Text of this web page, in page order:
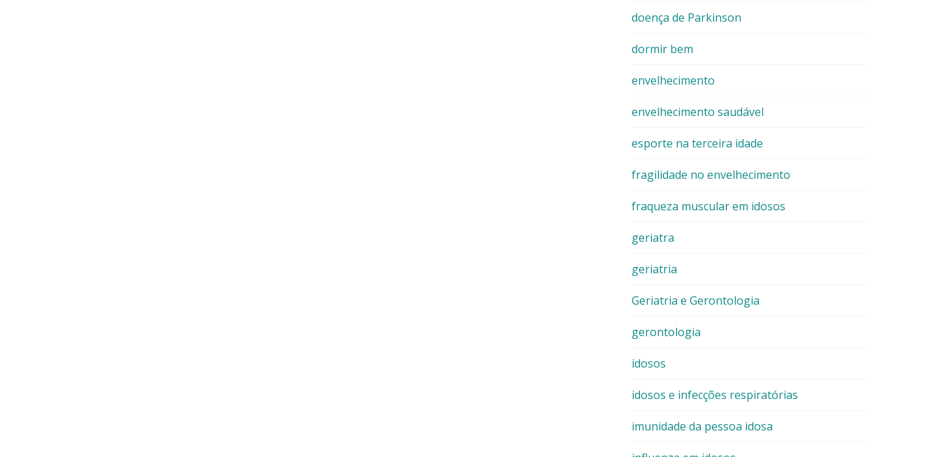
doença de Parkinson
dormir bem
envelhecimento
envelhecimento saudável
esporte na terceira idade
fragilidade no envelhecimento
fraqueza muscular em idosos
geriatra
geriatria
Geriatria e Gerontologia
gerontologia
idosos
idosos e infecções respiratórias
imunidade da pessoa idosa